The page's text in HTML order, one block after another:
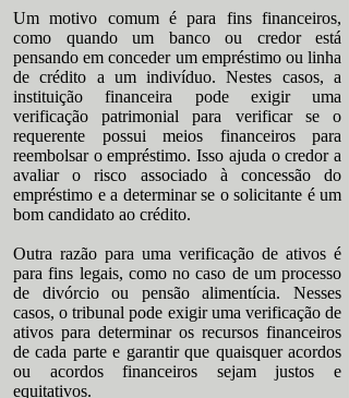
Um motivo comum é para fins financeiros,
como quando um banco ou credor está
pensando em conceder um empréstimo ou linha
de crédito a um indivíduo. Nestes casos, a
instituição financeira pode exigir uma
verificação patrimonial para verificar se o
requerente possui meios financeiros para
reembolsar o empréstimo. Isso ajuda o credor a
avaliar o risco associado à concessão do
empréstimo e a determinar se o solicitante é um
bom candidato ao crédito.
Outra razão para uma verificação de ativos é
para fins legais, como no caso de um processo
de divórcio ou pensão alimentícia. Nesses
casos, o tribunal pode exigir uma verificação de
ativos para determinar os recursos financeiros
de cada parte e garantir que quaisquer acordos
ou acordos financeiros sejam justos e
equitativos.